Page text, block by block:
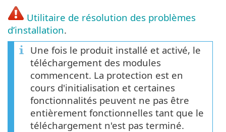
Utilitaire de résolution des problèmes
d’installation.
Une fois le produit installé et activé, le
téléchargement des modules
commencent. La protection est en
cours d'initialisation et certaines
fonctionnalités peuvent ne pas être
entièrement fonctionnelles tant que le
téléchargement n'est pas terminé.